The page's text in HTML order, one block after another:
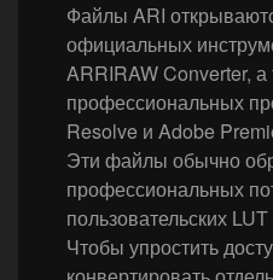
Файлы ARI
официальных
ARRIRAW Converter, а
профессиональных
Resolve и Adobe
Эти файлы обычно
профессиональных
пользовательских
Чтобы упростить